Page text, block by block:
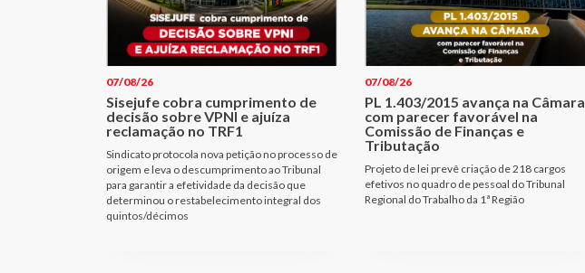
07/08/26
Sisejufe cobra cumprimento de
decisão sobre VPNI e ajuíza
reclamação no TRF1
Sindicato protocola nova petição no processo de
origem e leva o descumprimento ao Tribunal
para garantir a efetividade da decisão que
determinou o restabelecimento integral dos
quintos/décimos
07/08/26
PL 1.403/2015 avança na Câmara
com parecer favorável na
Comissão de Finanças e
Tributação
Projeto de lei prevê criação de 218 cargos
efetivos no quadro de pessoal do Tribunal
Regional do Trabalho da 1ª Região